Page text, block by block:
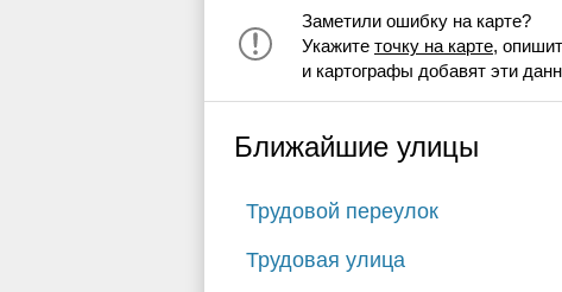
Заметили ошибку на карте?
Укажите точку на карте,
и картографы добавят эти
Ближайшие улицы
Трудовой переулок
Трудовая улица